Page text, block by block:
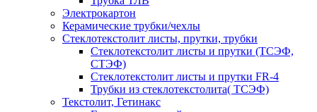
Электрокартон
Керамические трубки/чехлы
Cтеклотекстолит листы, прутки, трубки
Стеклотекстолит листы и прутки (ТСЭФ,
СТЭФ)
Стеклотекстолит листы и прутки FR-4
Трубки из стеклотекстолита( ТСЭФ)
Текстолит, Гетинакс